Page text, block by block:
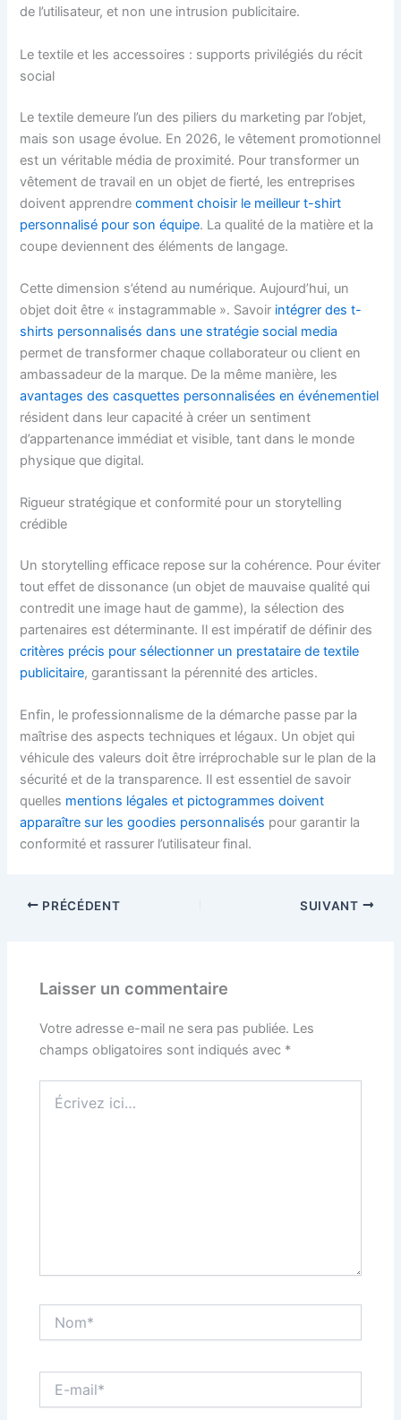
de l’utilisateur, et non une intrusion publicitaire.
Le textile et les accessoires : supports privilégiés du récit
social
Le textile demeure l’un des piliers du marketing par l’objet,
mais son usage évolue. En 2026, le vêtement promotionnel
est un véritable média de proximité. Pour transformer un
vêtement de travail en un objet de fierté, les entreprises
doivent apprendrecomment choisir le meilleur t-shirt
personnalisé pour son équipe. La qualité de la matière et la
coupe deviennent des éléments de langage.
Cette dimension s’étend au numérique. Aujourd’hui, un
objet doit être « instagrammable ». Savoir intégrer des t-
shirts personnalisés dans une stratégie social media
permet de transformer chaque collaborateur ou client en
ambassadeur de la marque. De la même manière, les
avantages des casquettes personnalisées en événementiel
résident dans leur capacité à créer un sentiment
d’appartenance immédiat et visible, tant dans le monde
physique que digital.
Rigueur stratégique et conformité pour un storytelling
crédible
Un storytelling efficace repose sur la cohérence. Pour éviter
tout effet de dissonance (un objet de mauvaise qualité qui
contredit une image haut de gamme), la sélection des
partenaires est déterminante. Il est impératif de définir des
critères précis pour sélectionner un prestataire de textile
publicitaire, garantissant la pérennité des articles.
Enfin, le professionnalisme de la démarche passe par la
maîtrise des aspects techniques et légaux. Un objet qui
véhicule des valeurs doit être irréprochable sur le plan de la
sécurité et de la transparence. Il est essentiel de savoir
quelles mentions légales et pictogrammes doivent
apparaître sur les goodies personnalisés pour garantir la
conformité et rassurer l’utilisateur final.
PRÉCÉDENT SUIVANT
Laisser un commentaire
Votre adresse e-mail ne sera pas publiée. Les
champs obligatoires sont indiqués avec *
ici…
mail*